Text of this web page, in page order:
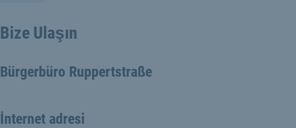
Bize Ulaşın
Bürgerbüro Ruppertstraße
İnternet adresi